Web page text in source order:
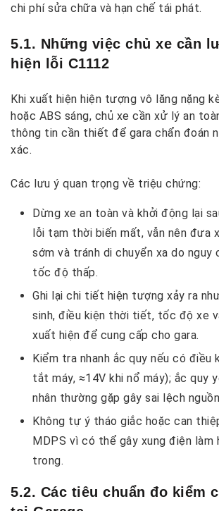
chi phí sửa chữa và hạn chế tái phát.
5.1. Những việc chủ xe cần
hiện lỗi C1112
Khi xuất hiện hiện tượng vô lăng nặng
hoặc ABS sáng, chủ xe cần xử lý an
thông tin cần thiết để gara chẩn đoán
xác.
Các lưu ý quan trọng về triệu chứng:
Dừng xe an toàn và khởi động lại
lỗi tạm thời biến mất, vẫn nên đưa
sớm và tránh di chuyển xa do
tốc độ thấp.
Ghi lại chi tiết hiện tượng xảy ra
sinh, điều kiện thời tiết, tốc độ xe
xuất hiện để cung cấp cho gara.
Kiểm tra nhanh ắc quy nếu có điều
tắt máy, ≈14V khi nổ máy); ắc quy
nhân thường gặp gây sai lệch
Không tự ý tháo giắc hoặc can
MDPS vì có thể gây xung điện làm
trong.
5.2. Các tiêu chuẩn đo kiểm